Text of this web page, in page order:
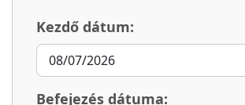
Kezdő dátum:
Befejezés dátuma: